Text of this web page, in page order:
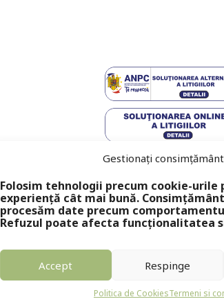
Gestionați
Folosim tehnologii precum cookie-urile
experiență cât mai bună.
procesăm date precum
Refuzul poate afecta funcționalitatea
Accept Respinge
Politica de CookiesTermeni si